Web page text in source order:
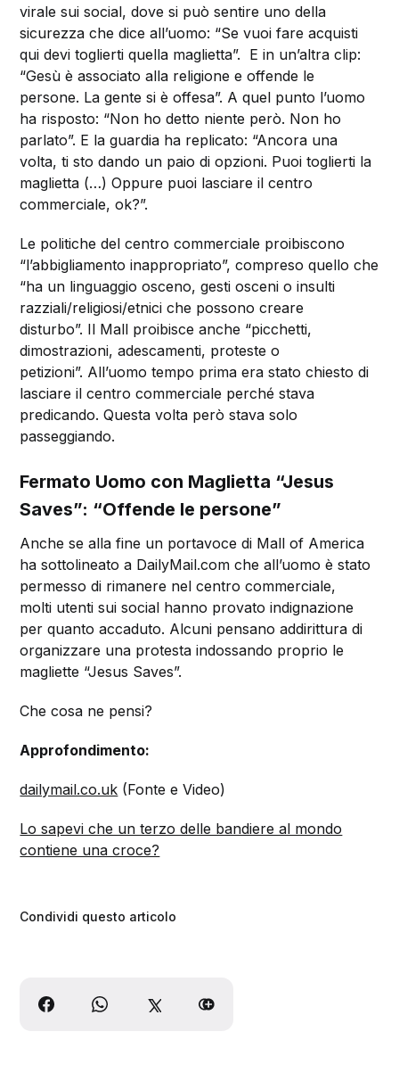
virale sui social, dove si può sentire uno della
sicurezza che dice all’uomo: “Se vuoi fare acquisti
qui devi toglierti quella maglietta”. E in un’altra clip:
“Gesù è associato alla religione e offende le
persone. La gente si è offesa”. A quel punto l’uomo
ha risposto: “Non ho detto niente però. Non ho
parlato”. E la guardia ha replicato: “Ancora una
volta, ti sto dando un paio di opzioni. Puoi toglierti la
maglietta (…) Oppure puoi lasciare il centro
commerciale, ok?”.
Le politiche del centro commerciale proibiscono
“l’abbigliamento inappropriato”, compreso quello che
“ha un linguaggio osceno, gesti osceni o insulti
razziali/religiosi/etnici che possono creare
disturbo”. Il Mall proibisce anche “picchetti,
dimostrazioni, adescamenti, proteste o
petizioni”. All’uomo tempo prima era stato chiesto di
lasciare il centro commerciale perché stava
predicando. Questa volta però stava solo
passeggiando.
Fermato Uomo con Maglietta “Jesus
Saves”: “Offende le persone”
Anche se alla fine un portavoce di Mall of America
ha sottolineato a DailyMail.com che all’uomo è stato
permesso di rimanere nel centro commerciale,
molti utenti sui social hanno provato indignazione
per quanto accaduto. Alcuni pensano addirittura di
organizzare una protesta indossando proprio le
magliette “Jesus Saves”.
Che cosa ne pensi?
Approfondimento:
dailymail.co.uk (Fonte e Video)
Lo sapevi che un terzo delle bandiere al mondo
contiene una croce?
Condividi questo articolo